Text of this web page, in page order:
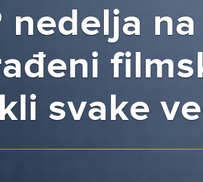
nedelja
svake